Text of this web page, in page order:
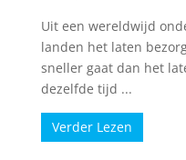
Uit een wereldwijd
landen het laten
sneller gaat dan het
dezelfde tijd ...
Verder Lezen